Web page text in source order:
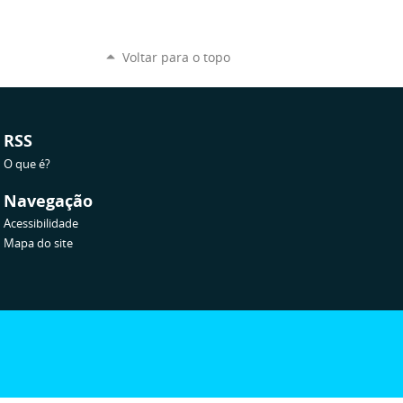
Voltar para o topo
RSS
O que é?
Navegação
Acessibilidade
Mapa do site